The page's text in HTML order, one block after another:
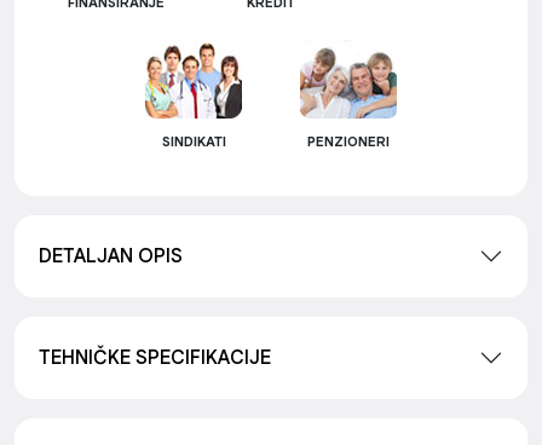
SINDIKATI PENZIONERI
DETALJAN OPIS
TEHNIČKE SPECIFIKACIJE